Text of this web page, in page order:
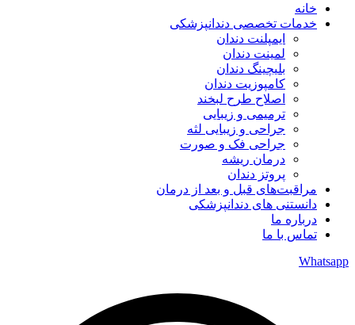
خانه
خدمات تخصصی دندانپزشکی
ایمپلنت دندان
لمینت دندان
بلیچینگ دندان
کامپوزیت دندان
اصلاح طرح لبخند
ترمیمی و زیبایی
جراحی و زیبایی لثه
جراحی فک و صورت
درمان ریشه
پروتز دندان
مراقبت‌های قبل و بعد از درمان
دانستنی های دندانپزشکی
درباره ما
تماس با ما
Whatsapp